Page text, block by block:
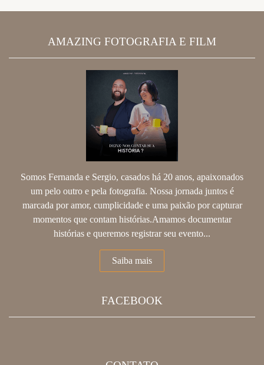
AMAZING FOTOGRAFIA E FILM
Somos Fernanda e Sergio, casados há 20 anos, apaixonados
um pelo outro e pela fotografia. Nossa jornada juntos é
marcada por amor, cumplicidade e uma paixão por capturar
momentos que contam histórias.Amamos documentar
histórias e queremos registrar seu evento...
Saiba mais
FACEBOOK